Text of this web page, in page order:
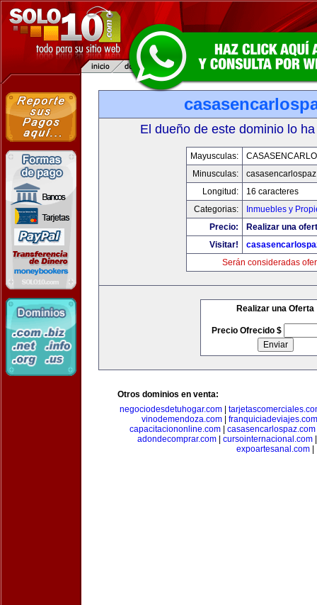
El dueño de este dominio lo
Mayusculas:
Minusculas:
Longitud:
16 caracteres
Categorias:
Inmuebles y
Precio:
Realizar una
Visitar!
Serán consideradas
Realizar una Oferta
Precio Ofrecido $
Otros dominios en venta:
negociodesdetuhogar.com
vinodemendoza.com
franquiciadeviajes.com
capacitaciononline.com
casasencarlospaz.com
adondecomprar.com| cursointernacional.com
expoartesanal.com